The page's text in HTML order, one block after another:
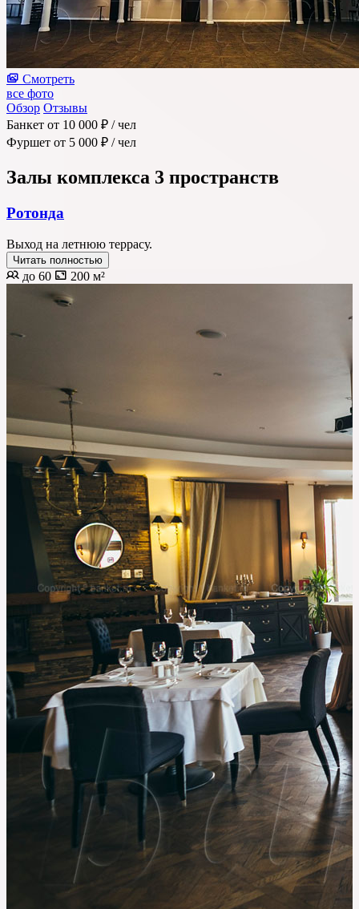
Смотреть
все фото
Обзор Отзывы
Банкет от 10 000 ₽ / чел
Фуршет от 5 000 ₽ / чел
Залы комплекса 3 пространств
Ротонда
Выход на летнюю террасу.
Читать полностью
до 60 200 м²